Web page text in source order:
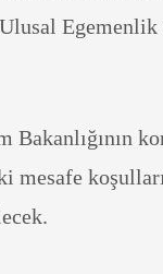
Egemenlik